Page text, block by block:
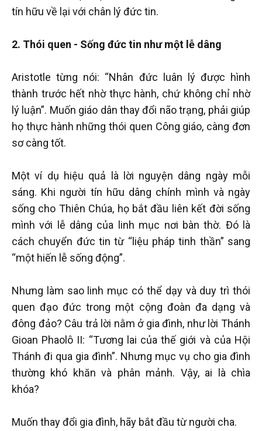
tín hữu về lại với chân lý đức tin.
2. Thói quen - Sống đức tin như một lễ dâng
Aristotle từng nói: “Nhân đức luân lý được hình
thành trước hết nhờ thực hành, chứ không chỉ nhờ
lý luận”. Muốn giáo dân thay đổi não trạng, phải giúp
họ thực hành những thói quen Công giáo, càng đơn
sơ càng tốt.
Một ví dụ hiệu quả là lời nguyện dâng ngày mỗi
sáng. Khi người tín hữu dâng chính mình và ngày
sống cho Thiên Chúa, họ bắt đầu liên kết đời sống
mình với lễ dâng của linh mục nơi bàn thờ. Đó là
cách chuyển đức tin từ “liệu pháp tinh thần” sang
“một hiến lễ sống động”.
Nhưng làm sao linh mục có thể dạy và duy trì thói
quen đạo đức trong một cộng đoàn đa dạng và
đông đảo? Câu trả lời nằm ở gia đình, như lời Thánh
Gioan Phaolô II: “Tương lai của thế giới và của Hội
Thánh đi qua gia đình”. Nhưng mục vụ cho gia đình
thường khó khăn và phân mảnh. Vậy, ai là chìa
khóa?
Muốn thay đổi gia đình, hãy bắt đầu từ người cha.